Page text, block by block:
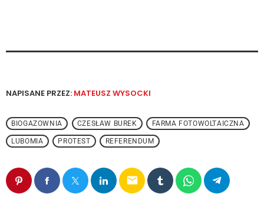
NAPISANE PRZEZ: MATEUSZ WYSOCKI
BIOGAZOWNIA CZESŁAW BUREK FARMA FOTOWOLTAICZNA
LUBOMIA PROTEST REFERENDUM
email